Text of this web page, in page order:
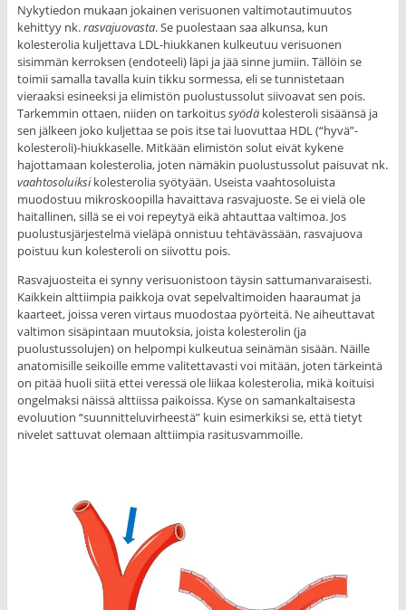
Nykytiedon mukaan jokainen verisuonen valtimotautimuutos
kehittyy nk.rasvajuovasta. Se puolestaan saa alkunsa, kun
kolesterolia kuljettava LDL-hiukkanen kulkeutuu verisuonen
sisimmän kerroksen (endoteeli) läpi ja jää sinne jumiin. Tällöin se
toimii samalla tavalla kuin tikku sormessa, eli se tunnistetaan
vieraaksi esineeksi ja elimistön puolustussolut siivoavat sen pois.
Tarkemmin ottaen, niiden on tarkoitussyödäkolesteroli sisäänsä ja
sen jälkeen joko kuljettaa se pois itse tai luovuttaa HDL (“hyvä”-
kolesteroli)-hiukkaselle. Mitkään elimistön solut eivät kykene
hajottamaan kolesterolia, joten nämäkin puolustussolut paisuvat nk.
vaahtosoluiksikolesterolia syötyään. Useista vaahtosoluista
muodostuu mikroskoopilla havaittava rasvajuoste. Se ei vielä ole
haitallinen, sillä se ei voi repeytyä eikä ahtauttaa valtimoa. Jos
puolustusjärjestelmä vieläpä onnistuu tehtävässään, rasvajuova
poistuu kun kolesteroli on siivottu pois.
Rasvajuosteita ei synny verisuonistoon täysin sattumanvaraisesti.
Kaikkein alttiimpia paikkoja ovat sepelvaltimoiden haaraumat ja
kaarteet, joissa veren virtaus muodostaa pyörteitä. Ne aiheuttavat
valtimon sisäpintaan muutoksia, joista kolesterolin (ja
puolustussolujen) on helpompi kulkeutua seinämän sisään. Näille
anatomisille seikoille emme valitettavasti voi mitään, joten tärkeintä
on pitää huoli siitä ettei veressä ole liikaa kolesterolia, mikä koituisi
ongelmaksi näissä alttiissa paikoissa. Kyse on samankaltaisesta
evoluution “suunnitteluvirheestä” kuin esimerkiksi se, että tietyt
nivelet sattuvat olemaan alttiimpia rasitusvammoille.